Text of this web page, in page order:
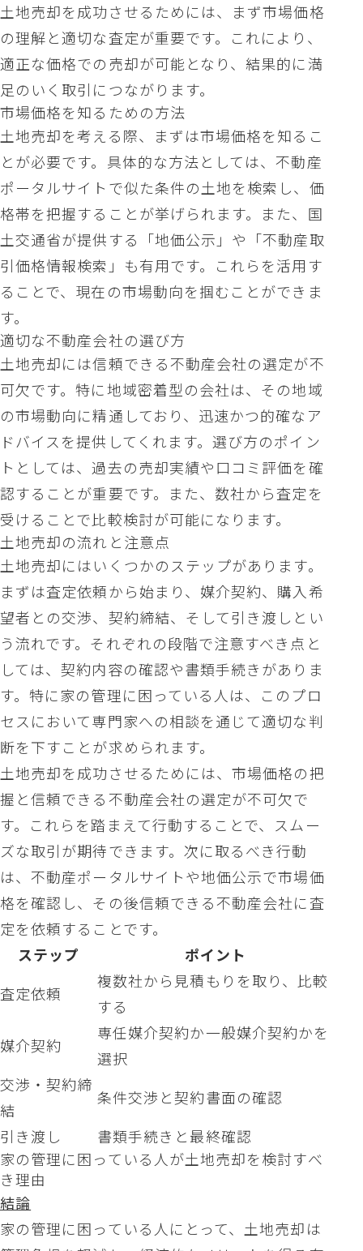
土地売却を成功させるためには、まず市場価格
の理解と適切な査定が重要です。これにより、
適正な価格での売却が可能となり、結果的に満
足のいく取引につながります。
市場価格を知るための方法
土地売却を考える際、まずは市場価格を知るこ
とが必要です。具体的な方法としては、不動産
ポータルサイトで似た条件の土地を検索し、価
格帯を把握することが挙げられます。また、国
土交通省が提供する「地価公示」や「不動産取
引価格情報検索」も有用です。これらを活用す
ることで、現在の市場動向を掴むことができま
す。
適切な不動産会社の選び方
土地売却には信頼できる不動産会社の選定が不
可欠です。特に地域密着型の会社は、その地域
の市場動向に精通しており、迅速かつ的確なア
ドバイスを提供してくれます。選び方のポイン
トとしては、過去の売却実績や口コミ評価を確
認することが重要です。また、数社から査定を
受けることで比較検討が可能になります。
土地売却の流れと注意点
土地売却にはいくつかのステップがあります。
まずは査定依頼から始まり、媒介契約、購入希
望者との交渉、契約締結、そして引き渡しとい
う流れです。それぞれの段階で注意すべき点と
しては、契約内容の確認や書類手続きがありま
す。特に家の管理に困っている人は、このプロ
セスにおいて専門家への相談を通じて適切な判
断を下すことが求められます。
土地売却を成功させるためには、市場価格の把
握と信頼できる不動産会社の選定が不可欠で
す。これらを踏まえて行動することで、スムー
ズな取引が期待できます。次に取るべき行動
は、不動産ポータルサイトや地価公示で市場価
格を確認し、その後信頼できる不動産会社に査
定を依頼することです。
ステップ
ポイント
査定依頼
複数社から見積もりを取り、比較
する
媒介契約
専任媒介契約か一般媒介契約かを
選択
交渉・契約締
結
条件交渉と契約書面の確認
引き渡し
書類手続きと最終確認
家の管理に困っている人が土地売却を検討すべ
き理由
結論
家の管理に困っている人にとって、土地売却は